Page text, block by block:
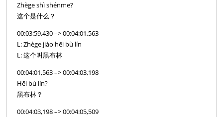
Zhège shì shénme?
这个是什么？
00:03:59,430 –> 00:04:01,563
L: Zhège jiào hēi bù lín
L: 这个叫黑布林
00:04:01,563 –> 00:04:03,198
Hēi bù lín?
黑布林？
00:04:03,198 –> 00:04:05,509